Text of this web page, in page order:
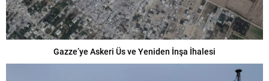
Gazze’ye Askeri Üs ve Yeniden İnşa İhalesi